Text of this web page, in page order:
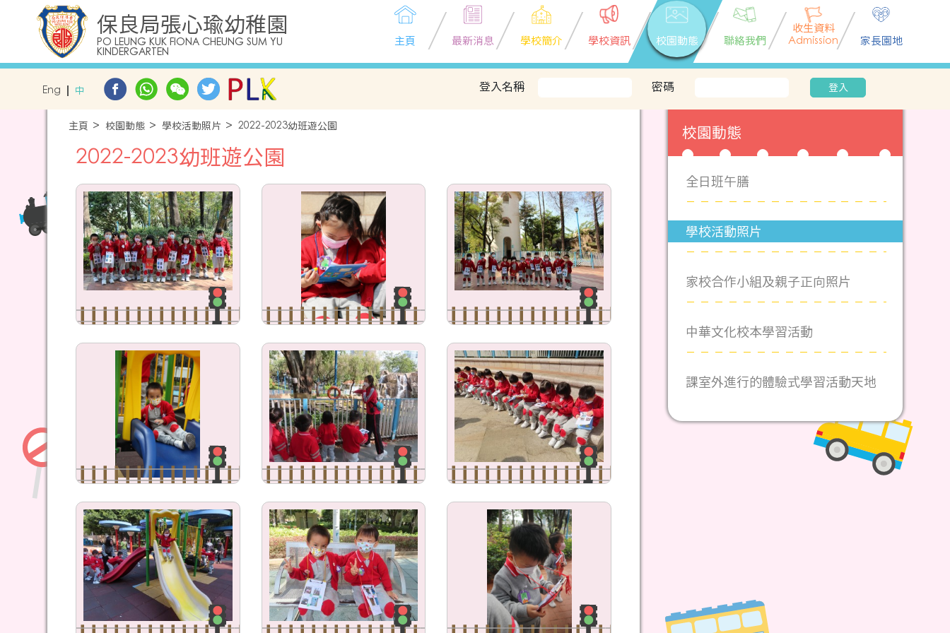
保良局張心瑜幼稚園
PO LEUNG KUK FIONA CHEUNG SUM YU
KINDERGARTEN
主頁 最新消息 學校簡介 學校資訊 校園動態 聯絡我們
收生資料
Admission
家長園地
Eng 中 登入名稱 密碼 登入
主頁 校園動態 學校活動照片 2022-2023幼班遊公園
2022-2023幼班遊公園
校園動態
全日班午膳
學校活動照片
家校合作小組及親子正向照片
中華文化校本學習活動
課室外進行的體驗式學習活動天地